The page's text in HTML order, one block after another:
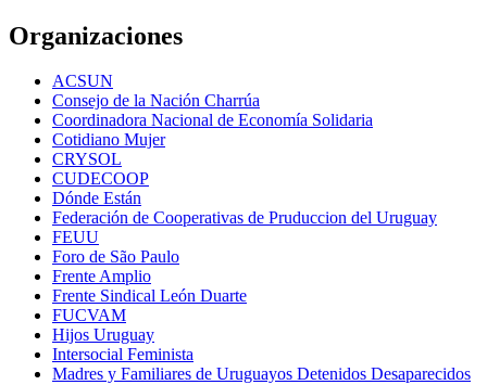
Organizaciones
ACSUN
Consejo de la Nación Charrúa
Coordinadora Nacional de Economía Solidaria
Cotidiano Mujer
CRYSOL
CUDECOOP
Dónde Están
Federación de Cooperativas de Pruduccion del Uruguay
FEUU
Foro de São Paulo
Frente Amplio
Frente Sindical León Duarte
FUCVAM
Hijos Uruguay
Intersocial Feminista
Madres y Familiares de Uruguayos Detenidos Desaparecidos